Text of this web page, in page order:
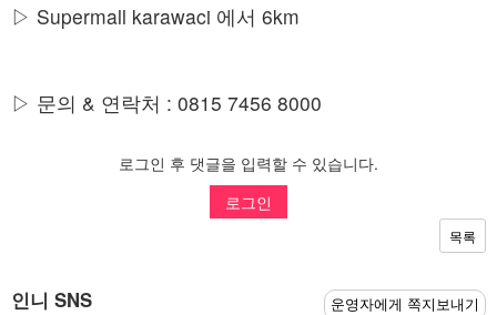
▷ Supermall karawaci 에서 6km
▷ 문의 & 연락처 : 0815 7456 8000
로그인 후 댓글을 입력할 수 있습니다.
로그인
목록
인니 SNS 운영자에게 쪽지보내기